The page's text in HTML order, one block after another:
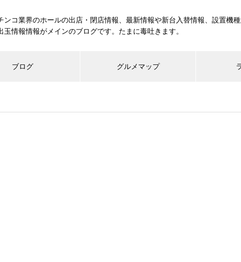
ンコ業界のホールの出店・閉店情報、最新情報や新台入替情報、設置機
玉情報情報がメインのブログです。たまに毒吐きます。
ブログ グルメマップ
察